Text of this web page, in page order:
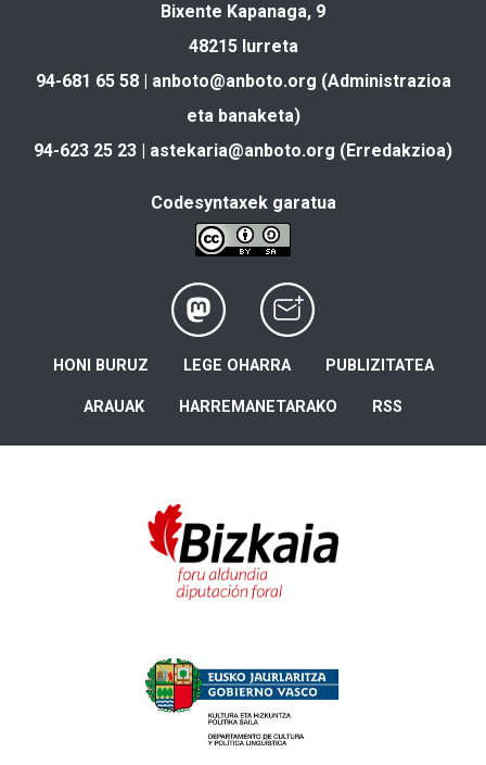
Bixente Kapanaga, 9
48215 Iurreta
94-681 65 58 | anboto@anboto.org (Administrazioa
eta banaketa)
94-623 25 23 | astekaria@anboto.org (Erredakzioa)
Codesyntaxek garatua
HONI BURUZ LEGE OHARRA PUBLIZITATEA
ARAUAK HARREMANETARAKO RSS